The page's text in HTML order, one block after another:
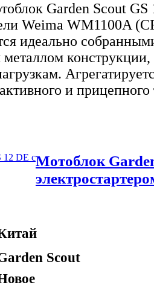
Garden Scout GS
Weima WM1100A
идеально
и
Мотоблок
Scout